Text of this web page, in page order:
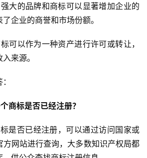
大的品牌和商标可以显著增加企业的
企业的商誉和市场份额。
可以作为一种资产进行许可或转让，
来源。
商标是否已经注册？
是否已经注册，可以通过访问国家或
方网站进行查询，大多数知识产权局都